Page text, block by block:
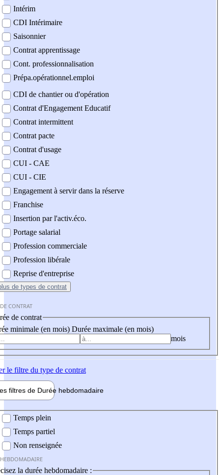
Intérim
CDI Intérimaire
Saisonnier
Contrat apprentissage
Cont. professionnalisation
Prépa.opérationnel.emploi
CDI de chantier ou d'opération
Contrat d'Engagement Educatif
Contrat intermittent
Contrat pacte
Contrat d'usage
CUI - CAE
CUI - CIE
Engagement à servir dans la réserve
Franchise
Insertion par l'activ.éco.
Portage salarial
Profession commerciale
Profession libérale
Reprise d'entreprise
de types de contrat
CONTRAT
de contrat
minimale (en mois) Durée maximale (en mois)
mois
le filtre du type de contrat
filtres de Durée hebdomadaire
Temps plein
Temps partiel
Non renseignée
la durée hebdomadaire :